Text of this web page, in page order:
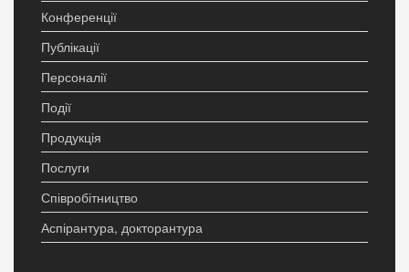
Конференції
Публікації
Персоналії
Події
Продукція
Послуги
Співробітництво
Аспірантура, докторантура